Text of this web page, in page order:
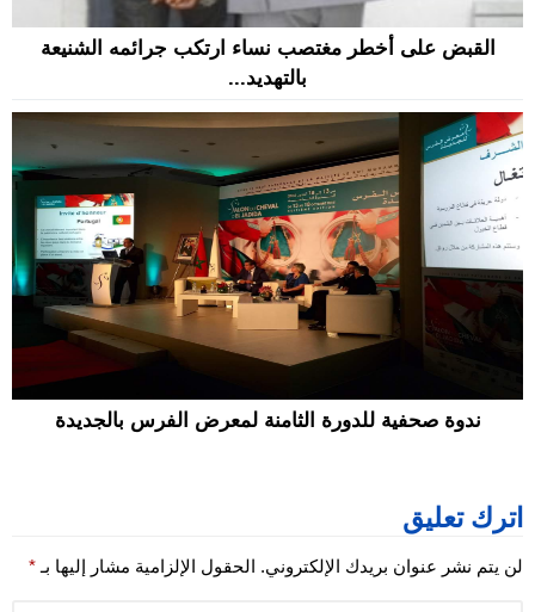
القبض على أخطر مغتصب نساء ارتكب جرائمه الشنيعة
بالتهديد...
ندوة صحفية للدورة الثامنة لمعرض الفرس بالجديدة
اترك تعليق
لن يتم نشر عنوان بريدك الإلكتروني. الحقول الإلزامية مشار إليها بـ *